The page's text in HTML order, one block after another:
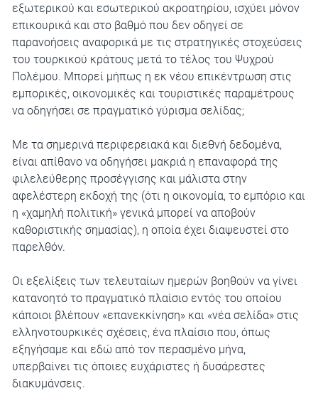
εξωτερικού και εσωτερικού ακροατηρίου, ισχύει μόνον
επικουρικά και στο βαθμό που δεν οδηγεί σε
παρανοήσεις αναφορικά με τις στρατηγικές στοχεύσεις
του τουρκικού κράτους μετά το τέλος του Ψυχρού
Πολέμου. Μπορεί μήπως η εκ νέου επικέντρωση στις
εμπορικές, οικονομικές και τουριστικές παραμέτρους
να οδηγήσει σε πραγματικό γύρισμα σελίδας;
Με τα σημερινά περιφερειακά και διεθνή δεδομένα,
είναι απίθανο να οδηγήσει μακριά η επαναφορά της
φιλελεύθερης προσέγγισης και μάλιστα στην
αφελέστερη εκδοχή της (ότι η οικονομία, το εμπόριο και
η «χαμηλή πολιτική» γενικά μπορεί να αποβούν
καθοριστικής σημασίας), η οποία έχει διαψευστεί στο
παρελθόν.
Οι εξελίξεις των τελευταίων ημερών βοηθούν να γίνει
κατανοητό το πραγματικό πλαίσιο εντός του οποίου
κάποιοι βλέπουν «επανεκκίνηση» και «νέα σελίδα» στις
ελληνοτουρκικές σχέσεις, ένα πλαίσιο που, όπως
εξηγήσαμε και εδώ από τον περασμένο μήνα,
υπερβαίνει τις όποιες ευχάριστες ή δυσάρεστες
διακυμάνσεις.